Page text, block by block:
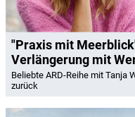
"Praxis mit
Verlängerung mit
Beliebte ARD-Reihe mit Tanja
zurück